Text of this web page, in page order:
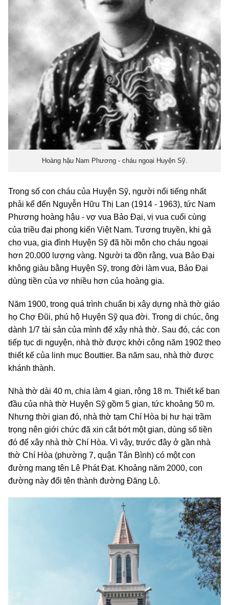
Hoàng hậu Nam Phương - cháu ngoại Huyện Sỹ.
Trong số con cháu của Huyện Sỹ, người nổi tiếng nhất
phải kể đến Nguyễn Hữu Thị Lan (1914 - 1963), tức Nam
Phương hoàng hậu - vợ vua Bảo Đại, vị vua cuối cùng
của triều đại phong kiến Việt Nam. Tương truyền, khi gả
cho vua, gia đình Huyện Sỹ đã hồi môn cho cháu ngoại
hơn 20.000 lượng vàng. Người ta đồn rằng, vua Bảo Đại
không giàu bằng Huyện Sỹ, trong đời làm vua, Bảo Đại
dùng tiền của vợ nhiều hơn của hoàng gia.
Năm 1900, trong quá trình chuẩn bị xây dựng nhà thờ giáo
họ Chợ Đũi, phú hộ Huyện Sỹ qua đời. Trong di chúc, ông
dành 1/7 tài sản của mình để xây nhà thờ. Sau đó, các con
tiếp tục di nguyện, nhà thờ được khởi công năm 1902 theo
thiết kế của linh mục Bouttier. Ba năm sau, nhà thờ được
khánh thành.
Nhà thờ dài 40 m, chia làm 4 gian, rộng 18 m. Thiết kế ban
đầu của nhà thờ Huyện Sỹ gồm 5 gian, tức khoảng 50 m.
Nhưng thời gian đó, nhà thờ tạm Chí Hòa bị hư hại trầm
trọng nên giới chức đã xin cắt bớt một gian, dùng số tiền
đó để xây nhà thờ Chí Hòa. Vì vậy, trước đây ở gần nhà
thờ Chí Hòa (phường 7, quận Tân Bình) có một con
đường mang tên Lê Phát Đạt. Khoảng năm 2000, con
đường này đổi tên thành đường Đăng Lộ.